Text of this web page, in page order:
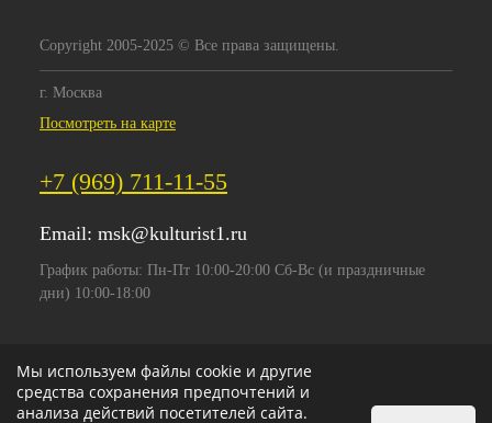
Copyright 2005-2025 © Все права защищены.
г. Москва
Посмотреть на карте
+7 (969) 711-11-55
Email: msk@kulturist1.ru
График работы: Пн-Пт 10:00-20:00 Сб-Вс (и праздничные
дни) 10:00-18:00
Мы используем файлы cookie и другие
средства сохранения предпочтений и
анализа действий посетителей сайта.